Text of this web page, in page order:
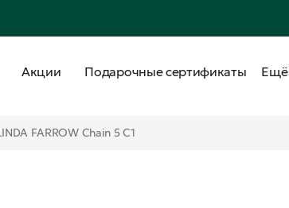
Акции Подарочные сертификаты Ещё
FARROW Chain 5 C1